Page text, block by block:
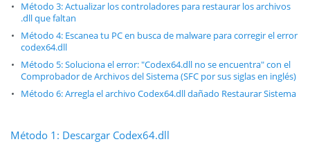
Método 3: Actualizar los controladores para restaurar los archivos
.dll que faltan
Método 4: Escanea tu PC en busca de malware para corregir el error
codex64.dll
Método 5: Soluciona el error: "Codex64.dll no se encuentra" con el
Comprobador de Archivos del Sistema (SFC por sus siglas en inglés)
Método 6: Arregla el archivo Codex64.dll dañado Restaurar Sistema
Método 1: Descargar Codex64.dll